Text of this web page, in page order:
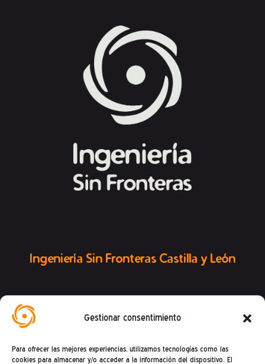
Gestionar consentimiento
Para ofrecer las mejores experiencias, utilizamos tecnologías como las
cookies para almacenar y/o acceder a la información del dispositivo. El
Ingeniería Sin Fronteras Castilla y León
Conoce la Federación ISF